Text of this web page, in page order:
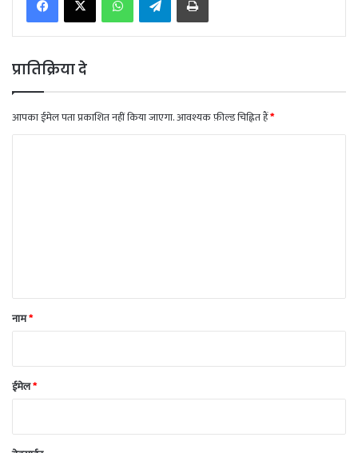
प्रातिक्रिया दे
आपका ईमेल पता प्रकाशित नहीं किया जाएगा.आवश्यक फ़ील्ड चिह्नित हैं*
नाम*
ईमेल*